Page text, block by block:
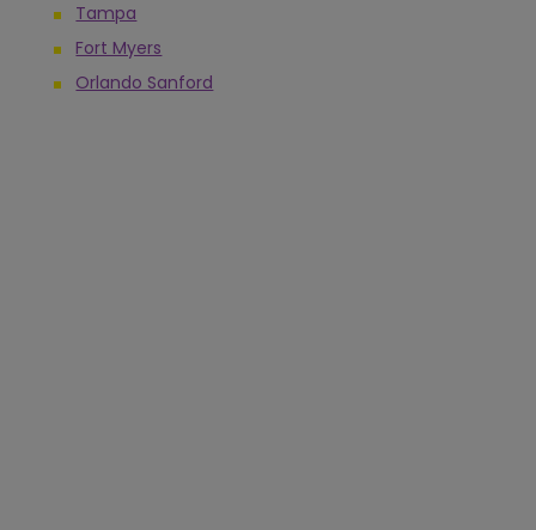
Tampa
Fort Myers
Orlando Sanford